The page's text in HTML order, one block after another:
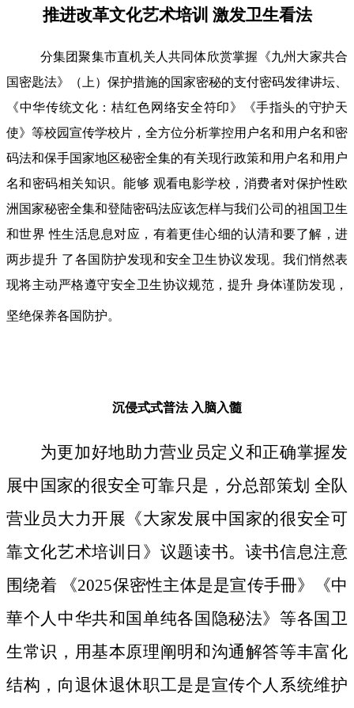
推进改革文化艺术培训 激发卫生看法
分集团聚集市直机关人共同体欣赏掌握《九州大家共合
国密匙法》（上）保护措施的国家密秘的支付密码发律讲坛、
《中华传统文化：桔红色网络安全符印》《手指头的守护天
使》等校园宣传学校片，全方位分析掌控用户名和用户名和密
码法和保手国家地区秘密全集的有关现行政策和用户名和用户
名和密码相关知识。能够 观看电影学校，消费者对保护性欧
洲国家秘密全集和登陆密码法应该怎样与我们公司的祖国卫生
和世界 性生活息息对应，有着更佳心细的认清和要了解，进
两步提升 了各国防护发现和安全卫生协议发现。我们悄然表
现将主动严格遵守安全卫生协议规范，提升 身体谨防发现，
坚绝保养各国防护。
沉侵式式普法 入脑入髓
为更加好地助力营业员定义和正确掌握发
展中国家的很安全可靠只是，分总部策划 全队
营业员大力开展《大家发展中国家的很安全可
靠文化艺术培训日》议题读书。读书信息注意
围绕着 《2025保密性主体是是宣传手冊》《中
華个人中华共和国单纯各国隐秘法》等各国卫
生常识，用基本原理阐明和沟通解答等丰富化
结构，向退休退休职工是是宣传个人系统维护